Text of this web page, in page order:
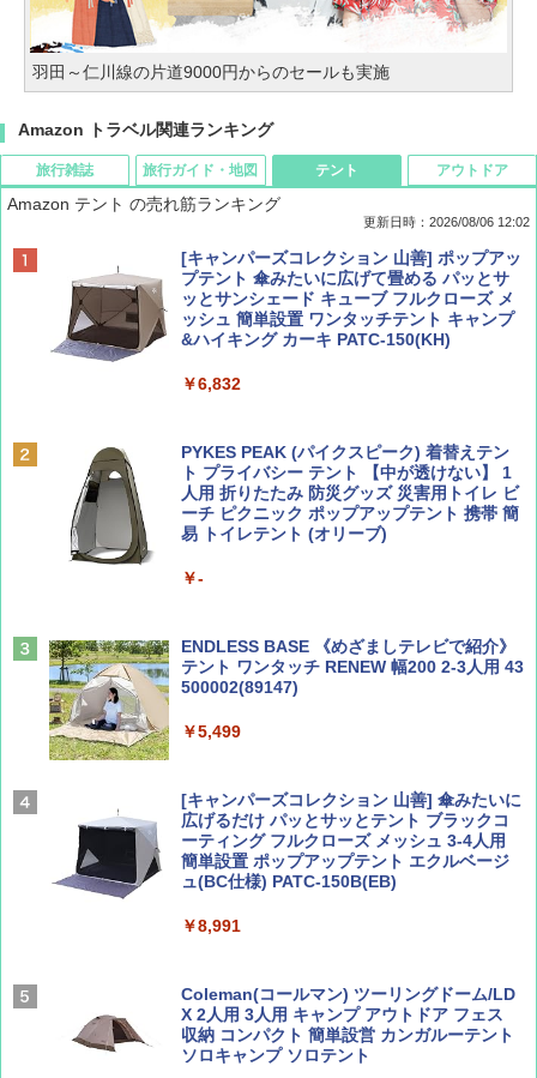
羽田～仁川線の片道9000円からのセールも実施
Amazon トラベル関連ランキング
旅行雑誌
ディズニーファン ２０２６年 ９月号 [雑
誌] (ＤＩＳＮＥＹ ＦＡＮ)
￥713
￥1,540
集】ボーイング110周年を祝して！
BE-PAL(ビ-パル) 2026年 9 月号【特別付録:
SOTO ミニマル"旅"財布 ランダム2種】
￥1,500
旅行ガイド・地図
D40 地球の歩き方 チェンマイ タイ北部の魅
力的な町 2026～2027 地球の歩き方D アジア
￥2,079
￥2,479
ァキア 2026～2027 地球の歩き方A ヨーロッ
￥2,277
新しい日本地理 地図・統計・移動から読み
解く (講談社現代新書)
￥1,540
テント
Amazon テント の売れ筋ランキング
更新日時：2026/08/06 12:02
[キャンパーズコレクション 山善] ポップアッ
プテント 傘みたいに広げて畳める パッとサ
ッとサンシェード キューブ フルクローズ メ
ッシュ 簡単設置 ワンタッチテント キャンプ
&ハイキング カーキ PATC-150(KH)
￥6,832
PYKES PEAK (パイクスピーク) 着替えテン
ト プライバシー テント 【中が透けない】 1
人用 折りたたみ 防災グッズ 災害用トイレ ビ
ーチ ピクニック ポップアップテント 携帯 簡
易 トイレテント (オリーブ)
￥-
ENDLESS BASE 《めざましテレビで紹介》
テント ワンタッチ RENEW 幅200 2-3人用 43
500002(89147)
￥5,499
[キャンパーズコレクション 山善] 傘みたいに
広げるだけ パッとサッとテント ブラックコ
ーティング フルクローズ メッシュ 3-4人用
簡単設置 ポップアップテント エクルベージ
ュ(BC仕様) PATC-150B(EB)
￥8,991
Coleman(コールマン) ツーリングドーム/LD
X 2人用 3人用 キャンプ アウトドア フェス
収納 コンパクト 簡単設営 カンガルーテント
ソロキャンプ ソロテント
アウトドア